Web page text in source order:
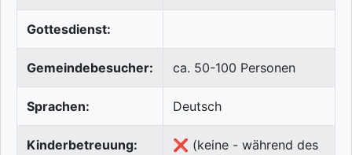
Gottesdienst:
Gemeindebesucher: ca. 50-100 Personen
Sprachen: Deutsch
Kinderbetreuung:
❌ (keine - während des